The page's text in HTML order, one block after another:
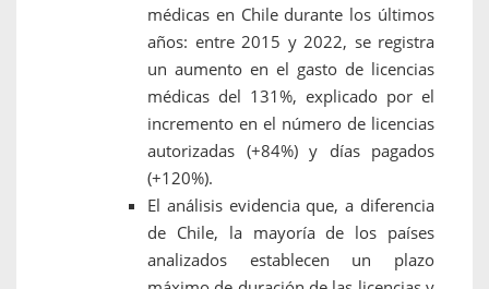
médicas en Chile durante los últimos
años: entre 2015 y 2022, se registra
un aumento en el gasto de licencias
médicas del 131%, explicado por el
incremento en el número de licencias
autorizadas (+84%) y días pagados
(+120%).
El análisis evidencia que, a diferencia
de Chile, la mayoría de los países
analizados establecen un plazo